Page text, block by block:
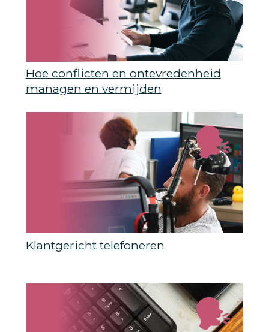
Hoe conflicten en ontevredenheid
managen en vermijden
Klantgericht telefoneren